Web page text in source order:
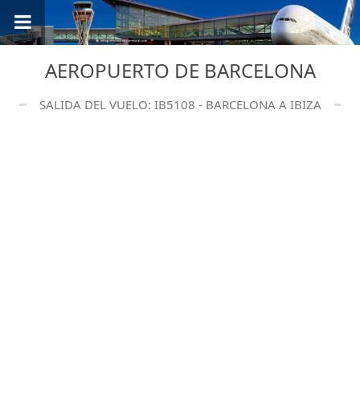
AEROPUERTO DE BARCELONA
SALIDA DEL VUELO: IB5108 - BARCELONA A IBIZA